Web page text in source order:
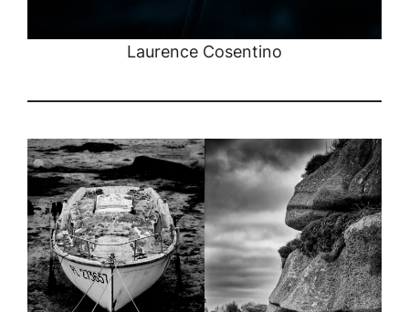
Laurence Cosentino